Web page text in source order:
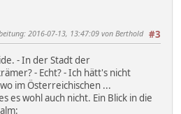
#3
: 2016-07-13, 13:47:09 von Berthold
- In der Stadt der
- Echt? - Ich hätt's nicht
im Österreichischen ...
es wohl auch nicht. Ein Blick in die